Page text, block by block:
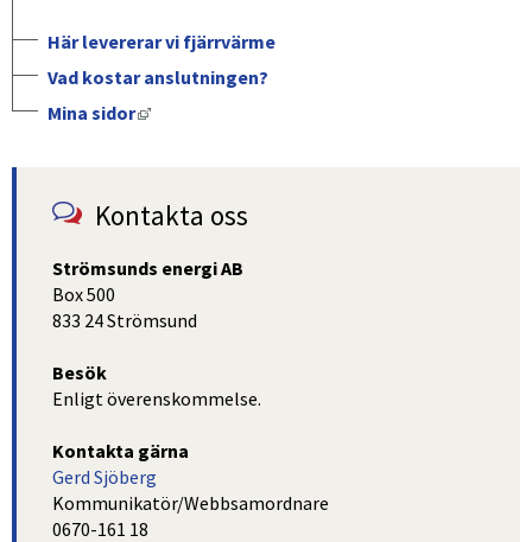
Här levererar vi fjärrvärme
Vad kostar anslutningen?
Mina sidor Länk till annan webbplats, öppnas i nytt
Kontakta oss
Strömsunds energi AB
Box 500
833 24 Strömsund
Besök
Enligt överenskommelse.
Kontakta gärna
Gerd Sjöberg
Kommunikatör/Webbsamordnare
0670-161 18